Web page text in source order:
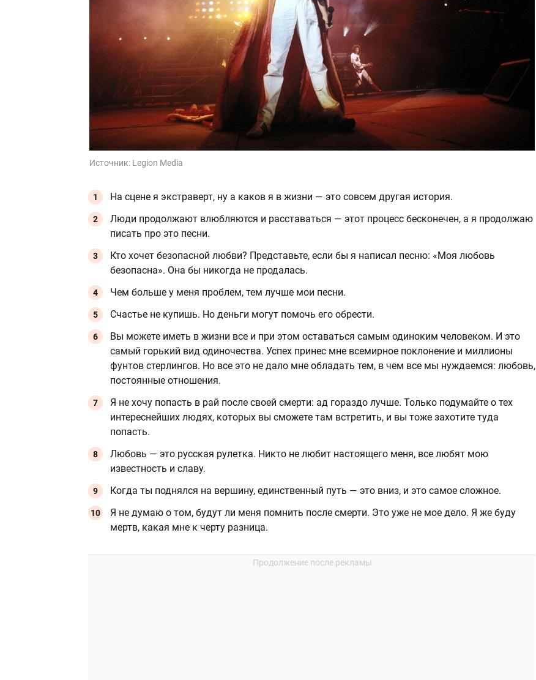
Источник: Legion Media
На сцене я экстраверт, ну а каков я в жизни — это совсем другая история.
Люди продолжают влюбляются и расставаться — этот процесс бесконечен, а я продолжаю
писать про это песни.
Кто хочет безопасной любви? Представьте, если бы я написал песню: «Моя любовь
безопасна». Она бы никогда не продалась.
Чем больше у меня проблем, тем лучше мои песни.
Счастье не купишь. Но деньги могут помочь его обрести.
Вы можете иметь в жизни все и при этом оставаться самым одиноким человеком. И это
самый горький вид одиночества. Успех принес мне всемирное поклонение и миллионы
фунтов стерлингов. Но все это не дало мне обладать тем, в чем все мы нуждаемся: любовь,
постоянные отношения.
Я не хочу попасть в рай после своей смерти: ад гораздо лучше. Только подумайте о тех
интереснейших людях, которых вы сможете там встретить, и вы тоже захотите туда
попасть.
Любовь — это русская рулетка. Никто не любит настоящего меня, все любят мою
известность и славу.
Когда ты поднялся на вершину, единственный путь — это вниз, и это самое сложное.
Я не думаю о том, будут ли меня помнить после смерти. Это уже не мое дело. Я же буду
мертв, какая мне к черту разница.